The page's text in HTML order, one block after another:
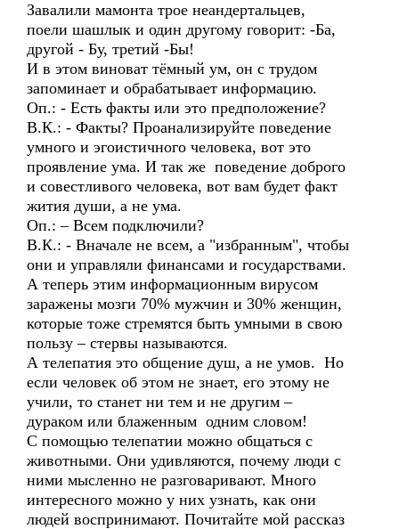
Завалили мамонта трое неандертальцев,
поели шашлык и один другому говорит: -Ба,
другой - Бу, третий -Бы!
И в этом виноват тёмный ум, он с трудом
запоминает и обрабатывает информацию.
Оп.: - Есть факты или это предположение?
В.К.: - Факты? Проанализируйте поведение
умного и эгоистичного человека, вот это
проявление ума. И так же поведение доброго
и совестливого человека, вот вам будет факт
жития души, а не ума.
Оп.: – Всем подключили?
В.К.: - Вначале не всем, а "избранным", чтобы
они и управляли финансами и государствами.
А теперь этим информационным вирусом
заражены мозги 70% мужчин и 30% женщин,
которые тоже стремятся быть умными в свою
пользу – стервы называются.
А телепатия это общение душ, а не умов. Но
если человек об этом не знает, его этому не
учили, то станет ни тем и не другим –
дураком или блаженным одним словом!
С помощью телепатии можно общаться с
животными. Они удивляются, почему люди с
ними мысленно не разговаривают. Много
интересного можно у них узнать, как они
людей воспринимают. Почитайте мой рассказ